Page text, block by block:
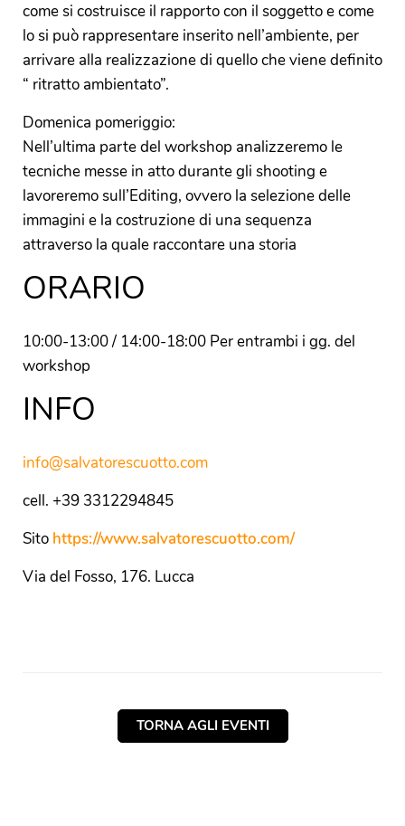
come si costruisce il rapporto con il soggetto e come
lo si può rappresentare inserito nell’ambiente, per
arrivare alla realizzazione di quello che viene definito
“ ritratto ambientato”.
Domenica pomeriggio:
Nell’ultima parte del workshop analizzeremo le
tecniche messe in atto durante gli shooting e
lavoreremo sull’Editing, ovvero la selezione delle
immagini e la costruzione di una sequenza
attraverso la quale raccontare una storia
ORARIO
10:00-13:00 / 14:00-18:00 Per entrambi i gg. del
workshop
INFO
info@salvatorescuotto.com
cell. +39 3312294845
Sito https://www.salvatorescuotto.com/
Via del Fosso, 176. Lucca
TORNA AGLI EVENTI